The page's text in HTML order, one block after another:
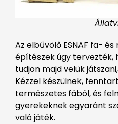
Az elbűvölő ESNAF fa-
építészek úgy tervezték,
tudjon majd velük
Kézzel készülnek,
természetes fából, és
gyerekeknek egyaránt
való játék.